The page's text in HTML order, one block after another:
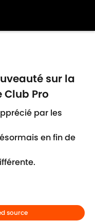
sur la
Pro
par les
en fin de
source